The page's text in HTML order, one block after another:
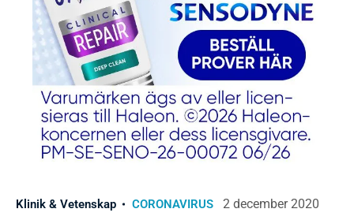
Klinik & Vetenskap CORONAVIRUS 2 december 2020